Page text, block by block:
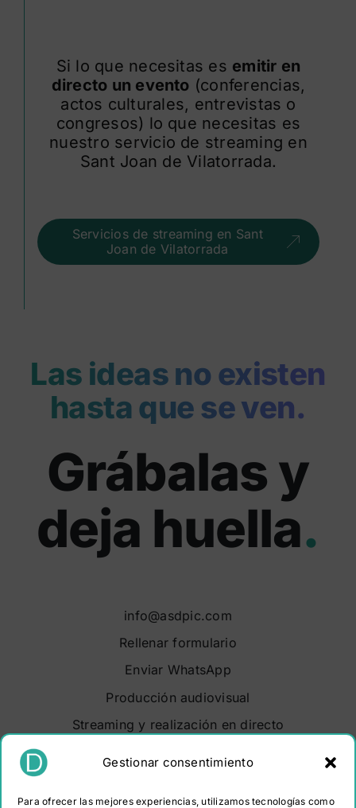
Gestionar consentimiento
Para ofrecer las mejores experiencias, utilizamos tecnologías como
Si lo que necesitas es emitir en
directo un evento (conferencias,
actos culturales, entrevistas o
congresos) lo que necesitas es
nuestro servicio de streaming en
Sant Joan de Vilatorrada.
Servicios de streaming en Sant
Joan de Vilatorrada
Las ideas no existen
hasta que se ven.
Grábalas y
deja huella.
info@asdpic.com
Rellenar formulario
Enviar WhatsApp
Producción audiovisual
Streaming y realización en directo